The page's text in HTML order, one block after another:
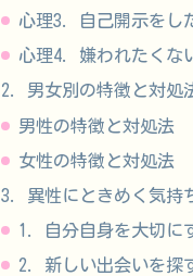
心理3. 自己開示をし
心理4. 嫌われたくな
2. 男女別の特徴と対処
男性の特徴と対処法
女性の特徴と対処法
3. 異性にときめく気持
1. 自分自身を大切に
2. 新しい出会いを探